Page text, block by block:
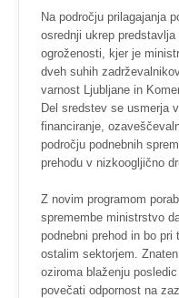
Na področju prilagajanja
osrednji ukrep
ogroženosti, kjer je
dveh suhih
varnost Ljubljane in
Del sredstev se usmerja
financiranje,
področju podnebnih
prehodu v nizkoogljično
Z novim programom
spremembe ministrstvo
podnebni prehod in bo
ostalim sektorjem.
oziroma blaženju
povečati odpornost na